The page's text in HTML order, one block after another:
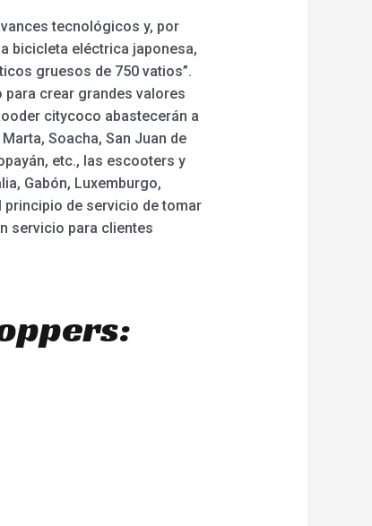
tecnológicos y, por
bicicleta eléctrica japonesa,
gruesos de 750 vatios”.
crear grandes valores
citycoco abastecerán a
Soacha, San Juan de
etc., las escooters y
Gabón, Luxemburgo,
principio de servicio de tomar
servicio para clientes